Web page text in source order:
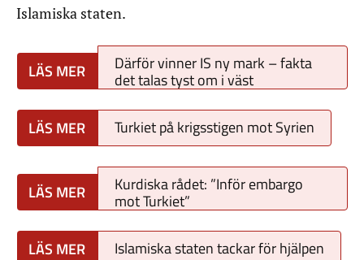
Islamiska staten.
Därför vinner IS ny mark – fakta
det talas tyst om i väst
Turkiet på krigsstigen mot Syrien
Kurdiska rådet: ”Inför embargo
mot Turkiet”
Islamiska staten tackar för hjälpen